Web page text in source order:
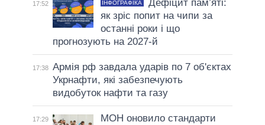
17:52 ІНФОГРАФІКА
Дефіцит пам’яті:
як зріс попит на чипи за
останні роки і що
прогнозують на 2027-й
17:38 Армія рф завдала ударів по 7 об'єктах
Укрнафти, які забезпечують
видобуток нафти та газу
17:29
МОН оновило стандарти